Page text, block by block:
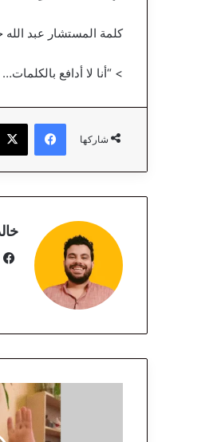
كلمة المستشار عبد الله
> “أنا لا أدافع
شاركها
فيسبوك